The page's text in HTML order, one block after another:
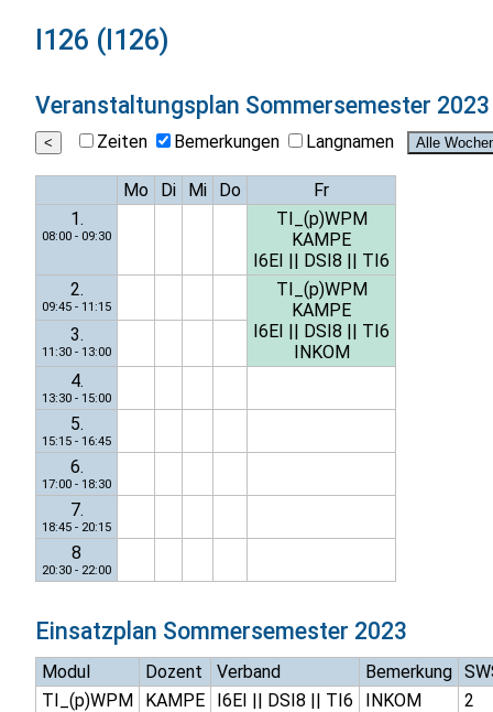
I126 (I126)
Veranstaltungsplan Sommersemester 2023
Zeiten Bemerkungen Langnamen
Mo Di Mi Do
Fr
1.
08:00 - 09:30
TI_(p)WPM
KAMPE
I6EI
DSI8
TI6
2.
09:45 - 11:15
TI_(p)WPM
KAMPE
I6EI
DSI8
TI6
INKOM
3.
11:30 - 13:00
4.
13:30 - 15:00
5.
15:15 - 16:45
6.
17:00 - 18:30
7.
18:45 - 20:15
8
20:30 - 22:00
Einsatzplan Sommersemester 2023
Modul Dozent Verband Bemerkung
TI_(p)WPM
KAMPE I6EI || DSI8|| TI6 INKOM
2